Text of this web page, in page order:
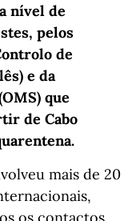
nível de
pelos
de
e da
que
de Cabo
mais de 20
os contactos